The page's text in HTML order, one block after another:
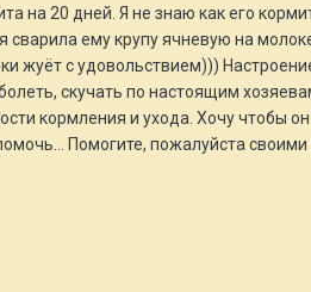
на 20 дней. Я не знаю как его
сварила ему крупу ячневую на
жуёт с удовольствием)))
скучать по настоящим
кормления и ухода. Хочу чтобы
Помогите, пожалуйста